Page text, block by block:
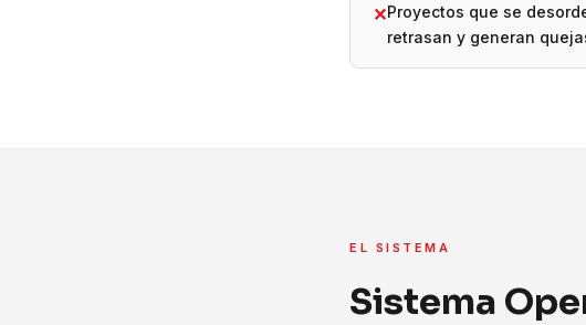
✕Proyectos que se
retrasan y generan
EL SISTEMA
Sistema